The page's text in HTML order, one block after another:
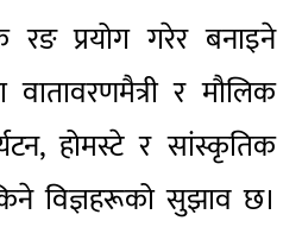
रङ प्रयोग गरेर बनाइने
वातावरणमैत्री र मौलिक
होमस्टे र सांस्कृतिक
विज्ञहरूको सुझाव छ।